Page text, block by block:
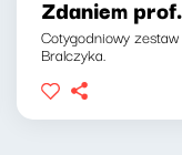
Zdaniem
Cotygodniowy
Bralczyka.